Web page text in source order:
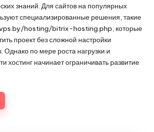
знаний. Для сайтов на популярных
специализированные решения, такие
hosting/bitrix-hosting.php, которые
проект без сложной настройки
Однако по мере роста нагрузки и
хостинг начинает ограничивать развитие